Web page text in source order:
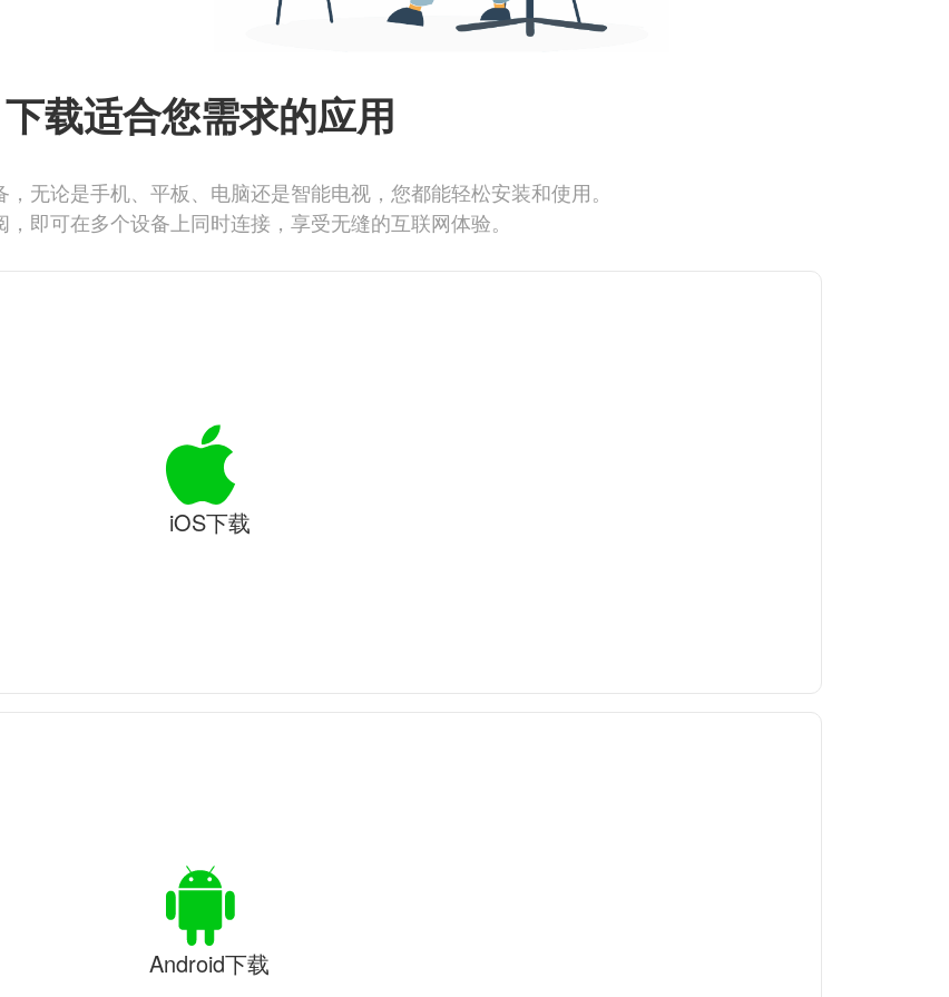
下载适合您需求的应用
无论是手机、平板、电脑还是智能电视，您都能轻松安装和使用。
即可在多个设备上同时连接，享受无缝的互联网体验。
iOS下载
Android下载